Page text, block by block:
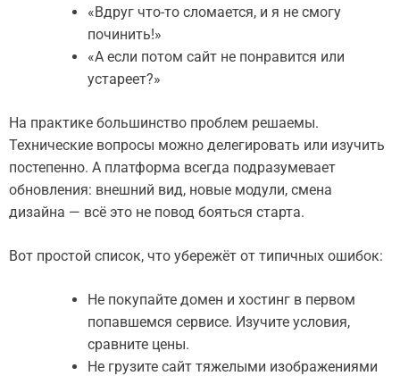
«Вдруг что-то сломается, и я не смогу
починить!»
«А если потом сайт не понравится или
устареет?»
На практике большинство проблем решаемы.
Технические вопросы можно делегировать или изучить
постепенно. А платформа всегда подразумевает
обновления: внешний вид, новые модули, смена
дизайна — всё это не повод бояться старта.
Вот простой список, что убережёт от типичных ошибок:
Не покупайте домен и хостинг в первом
попавшемся сервисе. Изучите условия,
сравните цены.
Не грузите сайт тяжелыми изображениями